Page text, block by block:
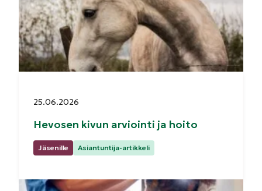
Hevosen kivun arviointi ja hoito
Julkaistu:
25.06.2026
Jäsenille
Kategoriat:Asiantuntija-artikkeli